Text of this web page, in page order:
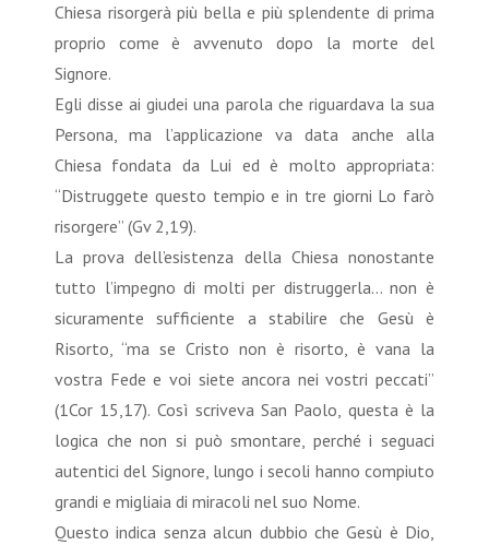
Chiesa risorgerà più bella e più splendente di prima
proprio come è avvenuto dopo la morte del
Signore.
Egli disse ai giudei una parola che riguardava la sua
Persona, ma l’applicazione va data anche alla
Chiesa fondata da Lui ed è molto appropriata:
“Distruggete questo tempio e in tre giorni Lo farò
risorgere” (Gv 2,19).
La prova dell’esistenza della Chiesa nonostante
tutto l’impegno di molti per distruggerla… non è
sicuramente sufficiente a stabilire che Gesù è
Risorto, “ma se Cristo non è risorto, è vana la
vostra Fede e voi siete ancora nei vostri peccati”
(1Cor 15,17). Così scriveva San Paolo, questa è la
logica che non si può smontare, perché i seguaci
autentici del Signore, lungo i secoli hanno compiuto
grandi e migliaia di miracoli nel suo Nome.
Questo indica senza alcun dubbio che Gesù è Dio,